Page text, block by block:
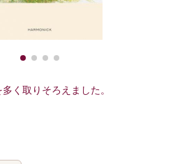
く取りそろえました。